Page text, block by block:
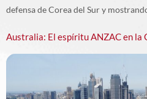
defensa de Corea del Sur y
Australia: El espíritu ANZAC en la